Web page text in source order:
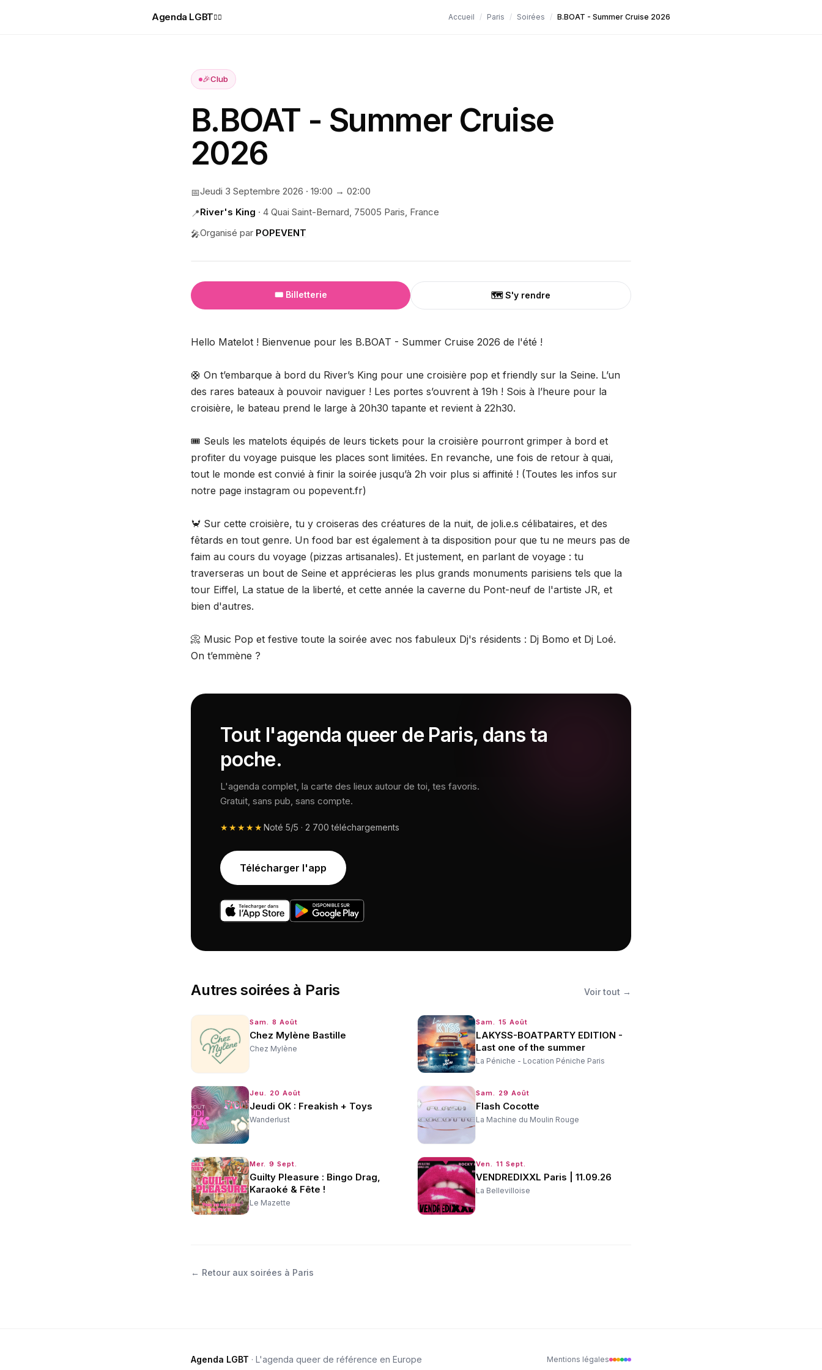
Agenda LGBT🏳️‍🌈 Accueil / Paris / Soirées / B.BOAT - Summer Cruise 2026
🎉Club
B.BOAT - Summer Cruise
2026
📅Jeudi 3 Septembre 2026 · 19:00 → 02:00
📍River's King · 4 Quai Saint-Bernard, 75005 Paris, France
🎤Organisé par POPEVENT
🎟️ Billetterie 🗺️ S'y rendre
Hello Matelot ! Bienvenue pour les B.BOAT - Summer Cruise 2026 de l'été !
🛟 On t’embarque à bord du River’s King pour une croisière pop et friendly sur la Seine. L’un
des rares bateaux à pouvoir naviguer ! Les portes s’ouvrent à 19h ! Sois à l’heure pour la
croisière, le bateau prend le large à 20h30 tapante et revient à 22h30.
🎟️ Seuls les matelots équipés de leurs tickets pour la croisière pourront grimper à bord et
profiter du voyage puisque les places sont limitées. En revanche, une fois de retour à quai,
tout le monde est convié à finir la soirée jusqu’à 2h voir plus si affinité ! (Toutes les infos sur
notre page instagram ou popevent.fr)
🦀 Sur cette croisière, tu y croiseras des créatures de la nuit, de joli.e.s célibataires, et des
fêtards en tout genre. Un food bar est également à ta disposition pour que tu ne meurs pas de
faim au cours du voyage (pizzas artisanales). Et justement, en parlant de voyage : tu
traverseras un bout de Seine et apprécieras les plus grands monuments parisiens tels que la
tour Eiffel, La statue de la liberté, et cette année la caverne du Pont-neuf de l'artiste JR, et
bien d'autres.
📀 Music Pop et festive toute la soirée avec nos fabuleux Dj's résidents : Dj Bomo et Dj Loé.
On t’emmène ?
Tout l'agenda queer de Paris, dans ta
poche.
L'agenda complet, la carte des lieux autour de toi, tes favoris.
Gratuit, sans pub, sans compte.
★★★★★Noté 5/5 · 2 700 téléchargements
Télécharger l'app
Autressoirées à Paris Voir tout →
Sam. 8 Août
Chez Mylène Bastille
Chez Mylène
Sam. 15 Août
LAKYSS-BOATPARTY EDITION -
Last one of the summer
La Péniche - Location Péniche Paris
Jeu. 20 Août
Jeudi OK : Freakish + Toys
Wanderlust
Sam. 29 Août
Flash Cocotte
La Machine du Moulin Rouge
Mer. 9 Sept.
Guilty Pleasure : Bingo Drag,
Karaoké & Fête !
Le Mazette
Ven. 11 Sept.
VENDREDIXXL Paris | 11.09.26
La Bellevilloise
← Retour aux soirées à Paris
Agenda LGBT · L'agenda queer de référence en Europe Mentions légales